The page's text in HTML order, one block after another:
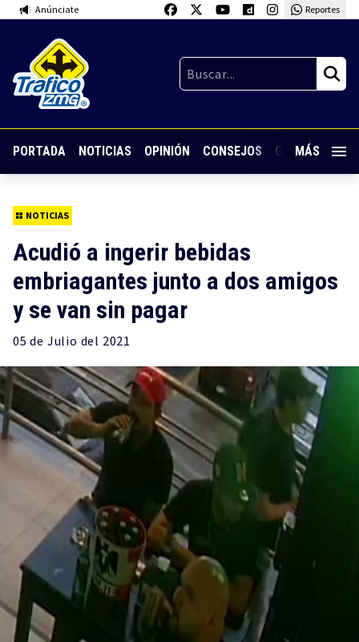
Anúnciate Reportes
PORTADA NOTICIAS OPINIÓN CONSEJOS GUARDIA
MÁS
NOTICIAS
Acudió a ingerir bebidas
embriagantes junto a dos amigos
y se van sin pagar
05 de Julio del 2021